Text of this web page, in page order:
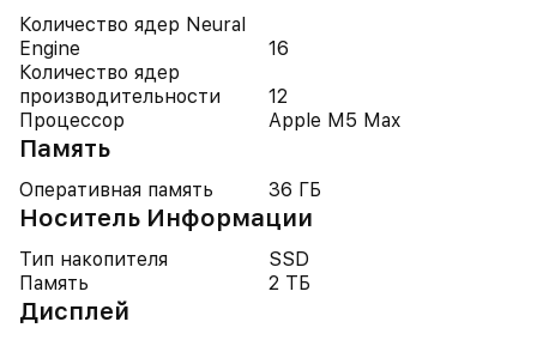
Количество ядер Neural
Engine
16
Количество ядер
производительности
12
Процессор
Apple M5 Max
Память
Оперативная память 36 ГБ
Носитель Информации
Тип накопителя
SSD
Память
2 ТБ
Дисплей